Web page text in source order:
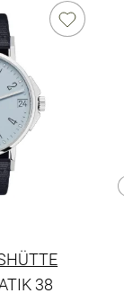
38